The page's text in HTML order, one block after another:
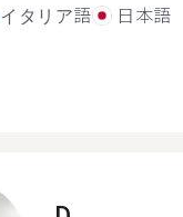
イタリア語 日本語